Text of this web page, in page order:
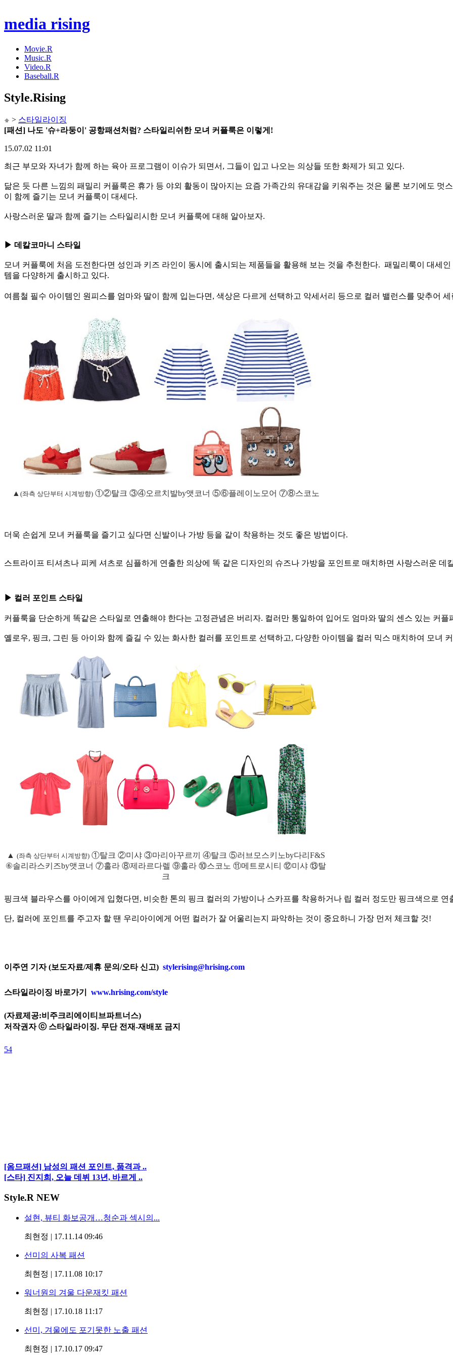
media rising
Movie.R
Music.R
Video.R
Baseball.R
Style.Rising
> 스타일라이징
[패션] 나도 '슈+라둥이' 공항패션처럼? 스타일리쉬한 모녀 커플룩은 이렇게!
15.07.02 11:01
최근 부모와 자녀가 함께 하는 육아 프로그램이 이슈가 되면서, 그들이 입고 나오는 의상들 또한 화제가 되고 있다.
닮은 듯 다른 느낌의 패밀리 커플룩은 휴가 등 야외 활동이 많아지는 요즘 가족간의 유대감을 키워주는 것은 물론 보기에도 멋
이 함께 즐기는 모녀 커플룩이 대세다.
사랑스러운 딸과 함께 즐기는 스타일리시한 모녀 커플룩에 대해 알아보자.
▶ 데칼코마니 스타일
모녀 커플룩에 처음 도전한다면 성인과 키즈 라인이 동시에 출시되는 제품들을 활용해 보는 것을 추천한다. 패밀리룩이 대세
템을 다양하게 출시하고 있다.
여름철 필수 아이템인 원피스를 엄마와 딸이 함께 입는다면, 색상은 다르게 선택하고 악세서리 등으로 컬러 밸런스를 맞추어
▲ (좌측 상단부터 시계방향) ①②탈크 ③④오르치발by앳코너 ⑤⑥플레이노모어 ⑦⑧스코노
더욱 손쉽게 모녀 커플룩을 즐기고 싶다면 신발이나 가방 등을 같이 착용하는 것도 좋은 방법이다.
스트라이프 티셔츠나 피케 셔츠로 심플하게 연출한 의상에 똑 같은 디자인의 슈즈나 가방을 포인트로 매치하면 사랑스러운 데
▶ 컬러 포인트 스타일
커플룩을 단순하게 똑같은 스타일로 연출해야 한다는 고정관념은 버리자. 컬러만 통일하여 입어도 엄마와 딸의 센스 있는 커플
옐로우, 핑크, 그린 등 아이와 함께 즐길 수 있는 화사한 컬러를 포인트로 선택하고, 다양한 아이템을 컬러 믹스 매치하여 모녀
▲ (좌측 상단부터 시계방향) ①탈크 ②미샤 ③마리아꾸르끼 ④탈크 ⑤러브모스키노by다리F&S
⑥솔리라스키즈by앳코너 ⑦훌라 ⑧제라르다렐 ⑨훌라 ⑩스코노 ⑪메트로시티 ⑫미샤 ⑬탈
크
핑크색 블라우스를 아이에게 입혔다면, 비슷한 톤의 핑크 컬러의 가방이나 스카프를 착용하거나 립 컬러 정도만 핑크색으로
단, 컬러에 포인트를 주고자 할 땐 우리아이에게 어떤 컬러가 잘 어울리는지 파악하는 것이 중요하니 가장 먼저 체크할 것!
이주연 기자 (보도자료/제휴 문의/오타 신고) stylerising@hrising.com
스타일라이징 바로가기 www.hrising.com/style
(자료제공:비주크리에이티브파트너스)
저작권자 ⓒ 스타일라이징. 무단 전재-재배포 금지
54
[옴므패션] 남성의 패션 포인트, 품격과 ..
[스타] 진지희, 오늘 데뷔 13년, 바르게 ..
Style.R NEW
설현, 뷰티 화보공개…청순과 섹시의...
최현정 | 17.11.14 09:46
선미의 사복 패션
최현정 | 17.11.08 10:17
워너원의 겨울 다운재킷 패션
최현정 | 17.10.18 11:17
선미, 겨울에도 포기못한 노출 패션
최현정 | 17.10.17 09:47